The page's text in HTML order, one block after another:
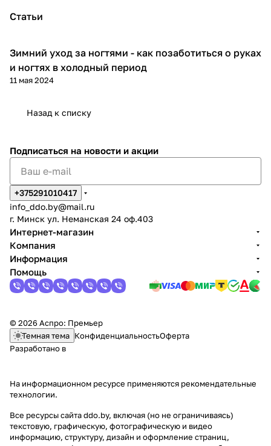
Статьи
Гайды мастера
Зимний уход за ногтями - как позаботиться о руках
и ногтях в холодный период
11 мая 2024
Назад к списку
Подписаться на новости и акции
+375291010417
info_ddo.by@mail.ru
г. Минск ул. Неманская 24 оф.403
Интернет-магазин
Компания
Информация
Помощь
© 2026 Аспро: Премьер
Темная тема КонфиденциальностьОферта
Разработано в
На информационном ресурсе применяются рекомендательные
технологии.
Все ресурсы сайта ddo.by, включая (но не ограничиваясь)
текстовую, графическую, фотографическую и видео
информацию, структуру, дизайн и оформление страниц,